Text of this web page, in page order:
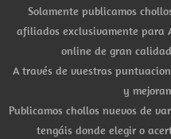
Solamente publicamos
afiliados exclusivamente para
online de gran
A través de vuestras
y
Publicamos chollos nuevos de
tengáis donde elegir o